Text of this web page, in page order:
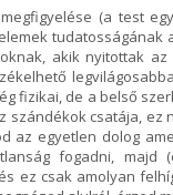
(a test
tudatosságának
akik nyitottak
fizikai, de a belső
szándékok csatája,
az egyetlen dolog
fogadni, majd
ez csak amolyan